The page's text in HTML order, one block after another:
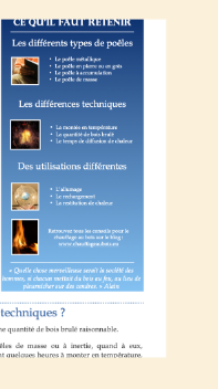
poêle à bois